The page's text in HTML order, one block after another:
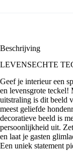
Beschrijving
LEVENSECHTE
Geef je interieur een
en levensgrote teckel!
uitstraling is dit beeld
meest geliefde
decoratieve beeld is
persoonlijkheid uit.
en laat je gasten
Een uniek statement